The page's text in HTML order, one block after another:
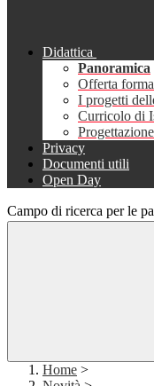
Didattica
Panoramica
Offerta
I progetti
Curricolo di
Privacy
Documenti utili
Open Day
Campo di ricerca per le
Home >